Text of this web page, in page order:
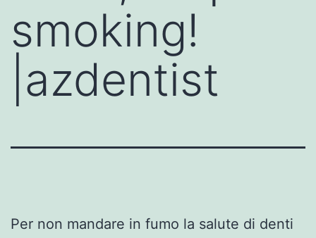
smoking!
|azdentist
Per non mandare in fumo la salute di denti